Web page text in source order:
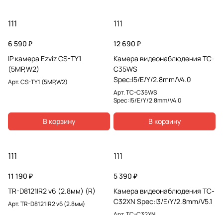
111
6 590 ₽
IP камера Ezviz CS-TY1
(5MP,W2)
Арт.CS-TY1 (5MP,W2)
В корзину
111
12 690 ₽
Камера видеонаблюдения TC-
C35WS
Spec:I5/E/Y/2.8mm/V4.0
Арт.TC-C35WS
Spec:I5/E/Y/2.8mm/V4.0
В корзину
111
11 190 ₽
TR-D8121IR2 v6 (2.8мм) (R)
Арт.TR-D8121IR2 v6 (2.8мм)
111
5 390 ₽
Камера видеонаблюдения TC-
C32XN Spec:I3/E/Y/2.8mm/V5.1